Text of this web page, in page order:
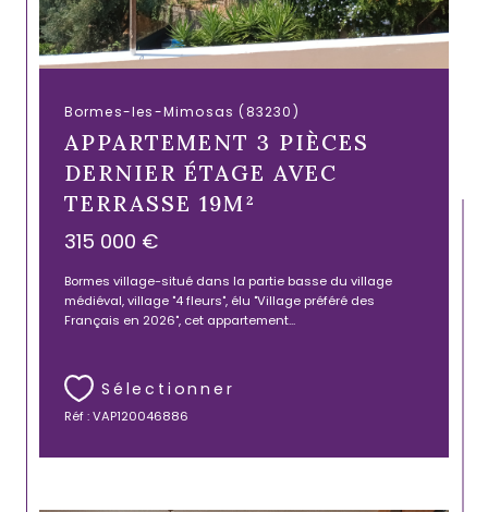
Bormes-les-Mimosas (83230)
APPARTEMENT 3 PIÈCES
DERNIER ÉTAGE AVEC
TERRASSE 19M²
315 000 €
Bormes village-situé dans la partie basse du village
médiéval, village "4 fleurs", élu "Village préféré des
Français en 2026", cet appartement...
Sélectionner
Réf : VAP120046886